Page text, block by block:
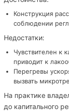
Конструкция
соблюдении
Недостатки:
Чувствителен к
приводит к
Перегревы
вызвать
На практике
до капитального